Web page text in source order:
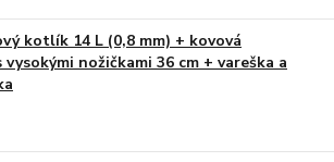
kotlík 14 L (0,8 mm) + kovová
nožičkami 36 cm + vareška a